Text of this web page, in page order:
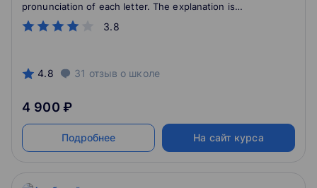
3.8
pronunciation of each letter. The explanation is
accompanied by a large number of examples, which
include this or that letter.
4.8 31 отзыв о школе
4 900 ₽
Подробнее На сайт курса